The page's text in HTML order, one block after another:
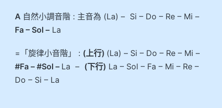
A 自然小調音階 : 主音為 (La) – Si – Do – Re – Mi –
Fa – Sol – La
=「旋律小音階」 : (上行) (La) – Si – Do – Re – Mi –
#Fa – #Sol – La – (下行) La – Sol – Fa – Mi – Re –
Do – Si – La